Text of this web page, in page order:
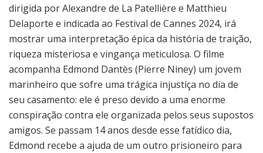
dirigida por Alexandre de La Patellière e Matthieu
Delaporte e indicada ao Festival de Cannes 2024, irá
mostrar uma interpretação épica da história de traição,
riqueza misteriosa e vingança meticulosa. O filme
acompanha Edmond Dantès (Pierre Niney) um jovem
marinheiro que sofre uma trágica injustiça no dia de
seu casamento: ele é preso devido a uma enorme
conspiração contra ele organizada pelos seus supostos
amigos. Se passam 14 anos desde esse fatídico dia,
Edmond recebe a ajuda de um outro prisioneiro para